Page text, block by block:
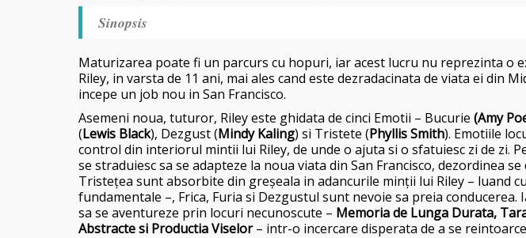
Sinopsis
Maturizarea poate fi un parcurs cu hopuri, iar acest lucru nu reprezinta o
Riley, in varsta de 11 ani, mai ales cand este dezradacinata de viata ei din
incepe un job nou in San Francisco.
Asemeni noua, tuturor, Riley este ghidata de cinci Emotii – Bucurie (Amy
(Lewis Black), Dezgust (Mindy Kaling) si Tristete (Phyllis Smith). Emotiile
control din interiorul mintii lui Riley, de unde o ajuta si o sfatuiesc zi de zi.
se straduiesc sa se adapteze la noua viata din San Francisco, dezordinea
Tristețea sunt absorbite din greșeala in adancurile minții lui Riley – luand
fundamentale –, Frica, Furia si Dezgustul sunt nevoie sa preia
sa se aventureze prin locuri necunoscute – Memoria de Lunga Durata,
Abstracte si Productia Viselor– intr-o incercare disperata de a se reintoarce